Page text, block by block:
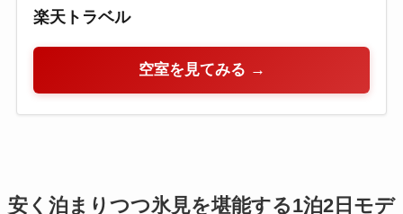
楽天トラベル
空室を見てみる →
安く泊まりつつ氷見を堪能する1泊2日モデ